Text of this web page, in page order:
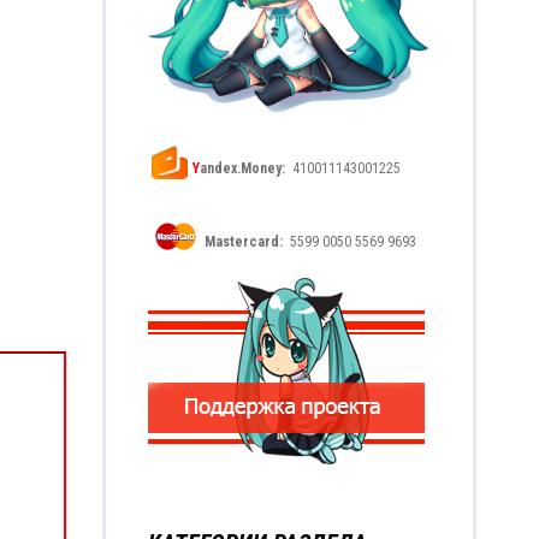
Yandex.Money:410011143001225
Mastercard:5599 0050 5569 9693